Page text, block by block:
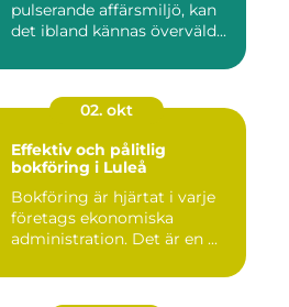
pulserande affärsmiljö, kan
det ibland kännas överväld...
02. okt
Effektiv och pålitlig
bokföring i Luleå
Bokföring är hjärtat i varje
företags ekonomiska
administration. Det är en ...